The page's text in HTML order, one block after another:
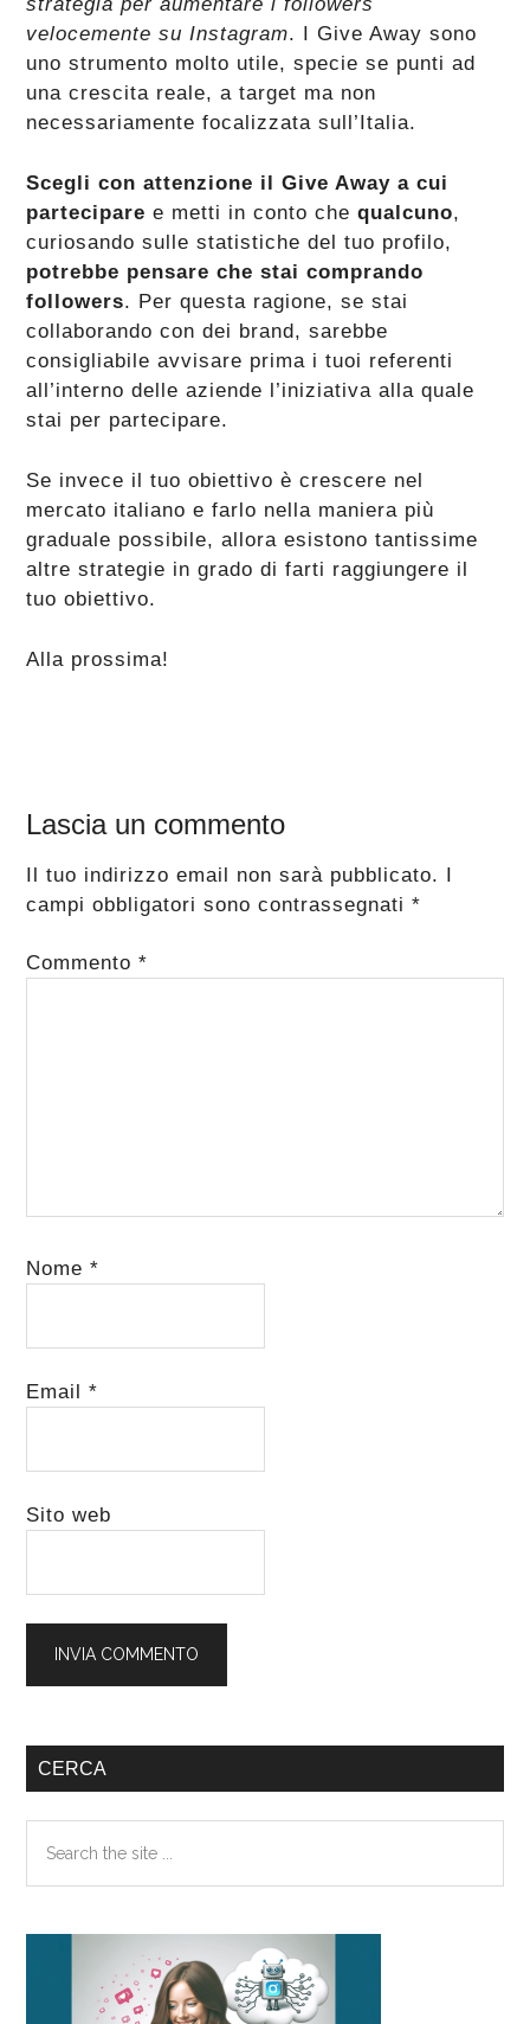
velocemente su Instagram. I Give Away sono
uno strumento molto utile, specie se punti ad
una crescita reale, a target ma non
necessariamente focalizzata sull’Italia.
Scegli con attenzione il Give Away a cui
partecipare e metti in conto che qualcuno,
curiosando sulle statistiche del tuo profilo,
potrebbe pensare che stai comprando
followers. Per questa ragione, se stai
collaborando con dei brand, sarebbe
consigliabile avvisare prima i tuoi referenti
all’interno delle aziende l’iniziativa alla quale
stai per partecipare.
Se invece il tuo obiettivo è crescere nel
mercato italiano e farlo nella maniera più
graduale possibile, allora esistono tantissime
altre strategie in grado di farti raggiungere il
tuo obiettivo.
Alla prossima!
Interazioni
del
lettore
Lascia un commento
Il tuo indirizzo email non sarà pubblicato.
campi obbligatori sono contrassegnati*
Commento*
Nome*
Email*
Sito web
Barra
primaria
CERCA
the